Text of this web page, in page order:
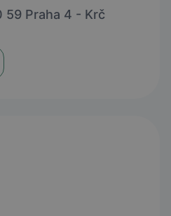
59 Praha 4 - Krč